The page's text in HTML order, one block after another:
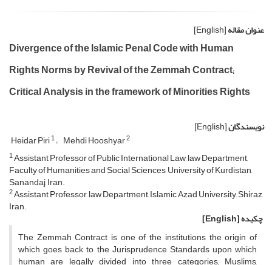
عنوان مقاله[English]
Divergence of the Islamic Penal Code with Human
Rights Norms by Revival of the Zemmah Contract;
Critical Analysis in the framework of Minorities Rights
نویسندگان[English]
Heidar Piri1 Mehdi Hooshyar2
1Assistant Professor of Public International Law, law Department,
Faculty of Humanities and Social Sciences, University of Kurdistan,
Sanandaj, Iran.
2Assistant Professor, law Department, Islamic Azad University, Shiraz,
Iran.
چکیده[English]
The Zemmah Contract is one of the institutions the origin of
which goes back to the Jurisprudence Standards upon which